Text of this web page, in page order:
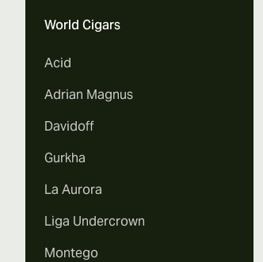
World Cigars
Acid
Adrian Magnus
Davidoff
Gurkha
La Aurora
Liga Undercrown
Montego